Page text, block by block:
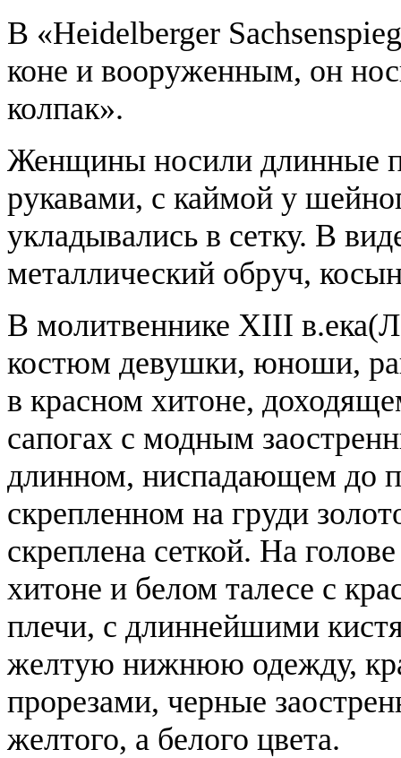
В «Heidelberger
коне и вооруженным, он
колпак».
Женщины носили длинные
рукавами, с каймой у
укладывались в сетку. В
металлический обруч,
В молитвеннике XIII
костюм девушки, юноши,
в красном хитоне,
сапогах с модным
длинном, ниспадающем до
скрепленном на груди
скреплена сеткой. На
хитоне и белом талесе с
плечи, с длиннейшими
желтую нижнюю одежду,
прорезами, черные
желтого, а белого цвета.